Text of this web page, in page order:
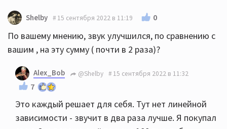
Shelby 15 сентября 2022 в 11:19 0
По вашему мнению, звук улучшился, по сравнению с
вашим , на эту сумму ( почти в 2 раза)?
Alex_Bob @Shelby 15 сентября 2022 в 11:32
7
Это каждый решает для себя. Тут нет линейной
зависимости - звучит в два раза лучше. Я покупал